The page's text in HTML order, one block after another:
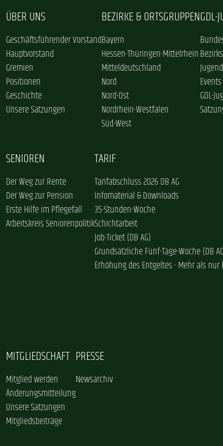
ÜBER UNS
Geschäftsführender Vorstand
Hauptvorstand
Gremien
Positionen
Geschichte
Unsere Satzungen
BEZIRKE & ORTSGRUPPEN
Bayern
Hessen-Thüringen-Mittelrhein
Mitteldeutschland
Nord
Nord-Ost
Nordrhein-Westfalen
Süd-West
GDL-
GDL-
SENIOREN
Der Weg zur Rente
Der Weg zur Pension
Erste Hilfe im Pflegefall
Arbeitskreis Seniorenpolitik
TARIF
Tarifabschluss 2026 DB AG
Infomaterial & Downloads
35-Stunden-Woche
Schichtarbeit
Job-Ticket (DB AG)
Grundsätzliche Fünf-Tage-Woche (DB
Erhöhung des Entgeltes - Mehr als nur
MITGLIEDSCHAFT
Mitglied werden
Änderungsmitteilung
Unsere Satzungen
Mitgliedsbeiträge
PRESSE
Newsarchiv